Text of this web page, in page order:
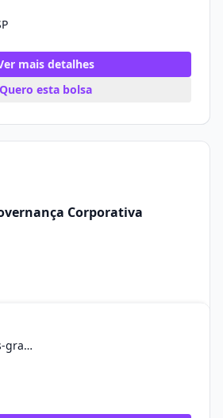
mais detalhes
Quero esta bolsa
Corporativa
Especialização (pós-graduação)